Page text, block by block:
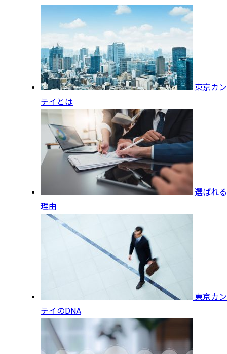
東京カン
テイとは
選ばれる
理由
東京カン
テイのDNA